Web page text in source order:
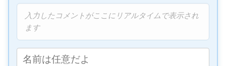
入力したコメントがここにリアルタイムで表示され
ます